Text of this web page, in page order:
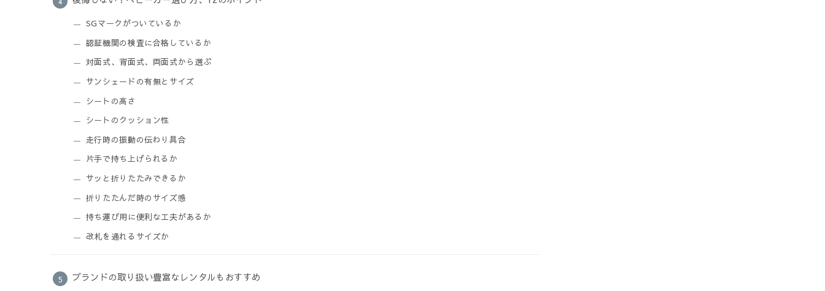
SGマークがついているか
認証機関の検査に合格しているか
対面式、背面式、両面式から選ぶ
サンシェードの有無とサイズ
シートの高さ
シートのクッション性
走行時の振動の伝わり具合
片手で持ち上げられるか
サッと折りたたみできるか
折りたたんだ時のサイズ感
持ち運び用に便利な工夫があるか
改札を通れるサイズか
ブランドの取り扱い豊富なレンタルもおすすめ